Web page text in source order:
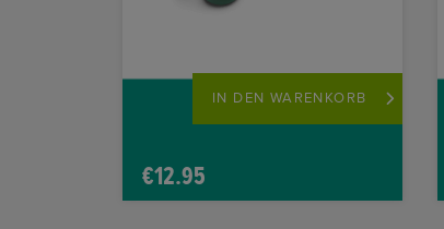
€12.95
IN DEN WARENKORB